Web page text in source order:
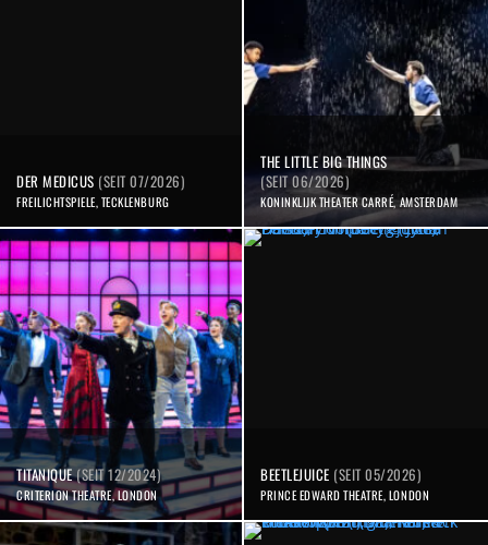
DER MEDICUS (SEIT 07/2026)
FREILICHTSPIELE, TECKLENBURG
THE LITTLE BIG THINGS
(SEIT 06/2026)
KONINKLIJK THEATER CARRÉ, AMSTERDAM
TITANIQUE(SEIT 12/2024)
CRITERION THEATRE, LONDON
BEETLEJUICE (SEIT 05/2026)
PRINCE EDWARD THEATRE, LONDON